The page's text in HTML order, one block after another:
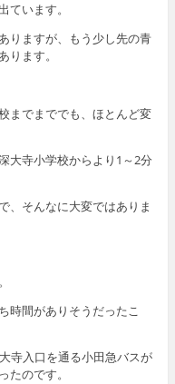
います。
りますが、もう少し先の青
ます。
までまででも、ほとんど変
大寺小学校からより1～2分
、そんなに大変ではありま
時間がありそうだったこ
寺入口を通る小田急バスが
のです。